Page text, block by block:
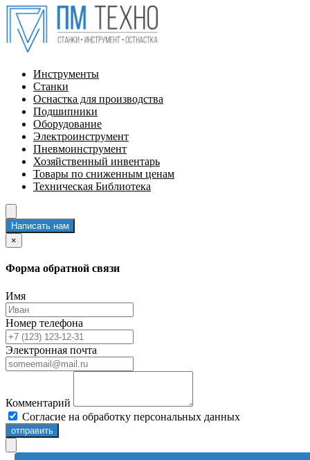
Инструменты
Станки
Оснастка для производства
Подшипники
Оборудование
Электроинструмент
Пневмоинструмент
Хозяйственный инвентарь
Товары по сниженным ценам
Техническая Библиотека
Написать нам
×
Форма обратной связи
Имя
Номер телефона
Электронная почта
Комментарий
Согласие на обработку персональных данных
отправить